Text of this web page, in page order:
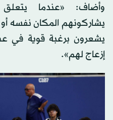
وأضاف: «عندما يتعلق
يشاركونهم المكان نفسه
يشعرون برغبة قوية في
إزعاج لهم».